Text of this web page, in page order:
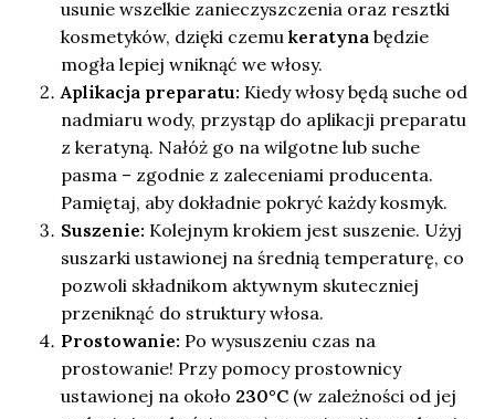
usunie wszelkie zanieczyszczenia oraz resztki
kosmetyków, dzięki czemu keratyna będzie
mogła lepiej wniknąć we włosy.
Aplikacja preparatu: Kiedy włosy będą suche od
nadmiaru wody, przystąp do aplikacji preparatu
z keratyną. Nałóż go na wilgotne lub suche
pasma – zgodnie z zaleceniami producenta.
Pamiętaj, aby dokładnie pokryć każdy kosmyk.
Suszenie: Kolejnym krokiem jest suszenie. Użyj
suszarki ustawionej na średnią temperaturę, co
pozwoli składnikom aktywnym skuteczniej
przeniknąć do struktury włosa.
Prostowanie: Po wysuszeniu czas na
prostowanie! Przy pomocy prostownicy
ustawionej na około 230°C (w zależności od jej